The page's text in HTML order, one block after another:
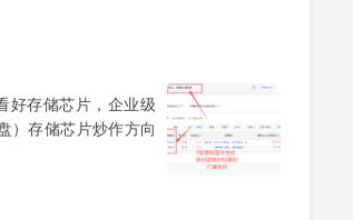
好存储芯片，企业级
）存储芯片炒作方向